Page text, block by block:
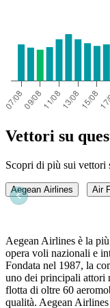
Vettori su
Scopri di più sui vettori
Aegean Airlines Air
Aegean Airlines è la
opera voli nazionali e
Fondata nel 1987, la
uno dei principali attori
flotta di oltre 60
qualità. Aegean